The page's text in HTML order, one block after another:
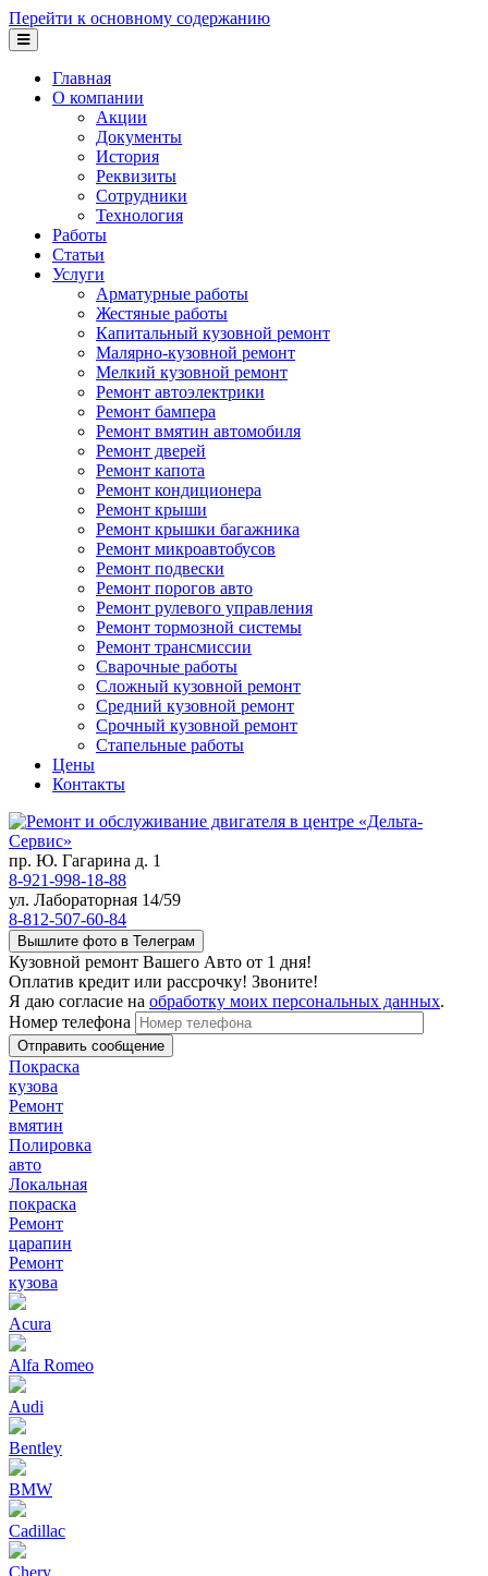
Перейти к основному содержанию
Главная
О компании
Акции
Документы
История
Реквизиты
Сотрудники
Технология
Работы
Статьи
Услуги
Арматурные работы
Жестяные работы
Капитальный кузовной ремонт
Малярно-кузовной ремонт
Мелкий кузовной ремонт
Ремонт автоэлектрики
Ремонт бампера
Ремонт вмятин автомобиля
Ремонт дверей
Ремонт капота
Ремонт кондиционера
Ремонт крыши
Ремонт крышки багажника
Ремонт микроавтобусов
Ремонт подвески
Ремонт порогов авто
Ремонт рулевого управления
Ремонт тормозной системы
Ремонт трансмиссии
Сварочные работы
Сложный кузовной ремонт
Средний кузовной ремонт
Срочный кузовной ремонт
Стапельные работы
Цены
Контакты
пр. Ю. Гагарина д. 1
8-921-998-18-88
ул. Лабораторная 14/59
8-812-507-60-84
Вышлите фото в Телеграм
Кузовной ремонт Вашего Авто от 1 дня!
Оплатив кредит или рассрочку! Звоните!
Я даю согласие на обработку моих персональных данных.
Номер телефона
Покраска
кузова
Ремонт
вмятин
Полировка
авто
Локальная
покраска
Ремонт
царапин
Ремонт
кузова
Acura
Alfa Romeo
Audi
Bentley
BMW
Cadillac
Chery